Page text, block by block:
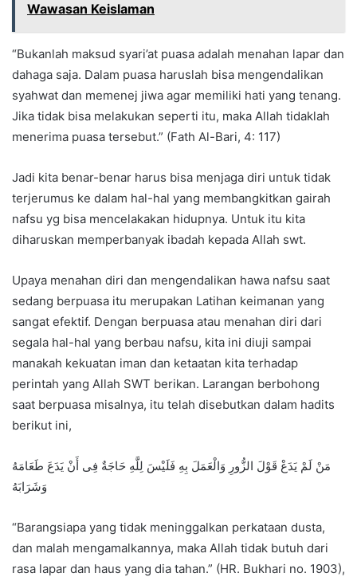
Wawasan Keislaman
“Bukanlah maksud syari’at puasa adalah menahan lapar dan
dahaga saja. Dalam puasa haruslah bisa mengendalikan
syahwat dan memenej jiwa agar memiliki hati yang tenang.
Jika tidak bisa melakukan seperti itu, maka Allah tidaklah
menerima puasa tersebut.” (Fath Al-Bari, 4: 117)
Jadi kita benar-benar harus bisa menjaga diri untuk tidak
terjerumus ke dalam hal-hal yang membangkitkan gairah
nafsu yg bisa mencelakakan hidupnya. Untuk itu kita
diharuskan memperbanyak ibadah kepada Allah swt.
Upaya menahan diri dan mengendalikan hawa nafsu saat
sedang berpuasa itu merupakan Latihan keimanan yang
sangat efektif. Dengan berpuasa atau menahan diri dari
segala hal-hal yang berbau nafsu, kita ini diuji sampai
manakah kekuatan iman dan ketaatan kita terhadap
perintah yang Allah SWT berikan. Larangan berbohong
saat berpuasa misalnya, itu telah disebutkan dalam hadits
berikut ini,
مَنْ لَمْ يَدَعْ قَوْلَ الزُّورِ وَالْعَمَلَ بِهِ فَلَيْسَ لِلَّهِ حَاجَةٌ فِى أَنْ يَدَعَ طَعَامَهُ
وَشَرَابَهُ
“Barangsiapa yang tidak meninggalkan perkataan dusta,
dan malah mengamalkannya, maka Allah tidak butuh dari
rasa lapar dan haus yang dia tahan.” (HR. Bukhari no. 1903),